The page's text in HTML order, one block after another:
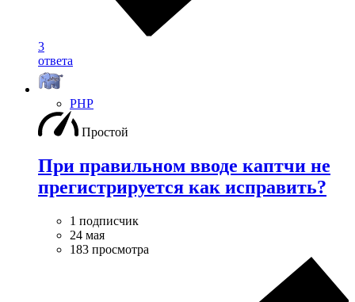
3
ответа
PHP
Простой
При правильном вводе каптчи не
прегистрируется как исправить?
1 подписчик
24 мая
183 просмотра